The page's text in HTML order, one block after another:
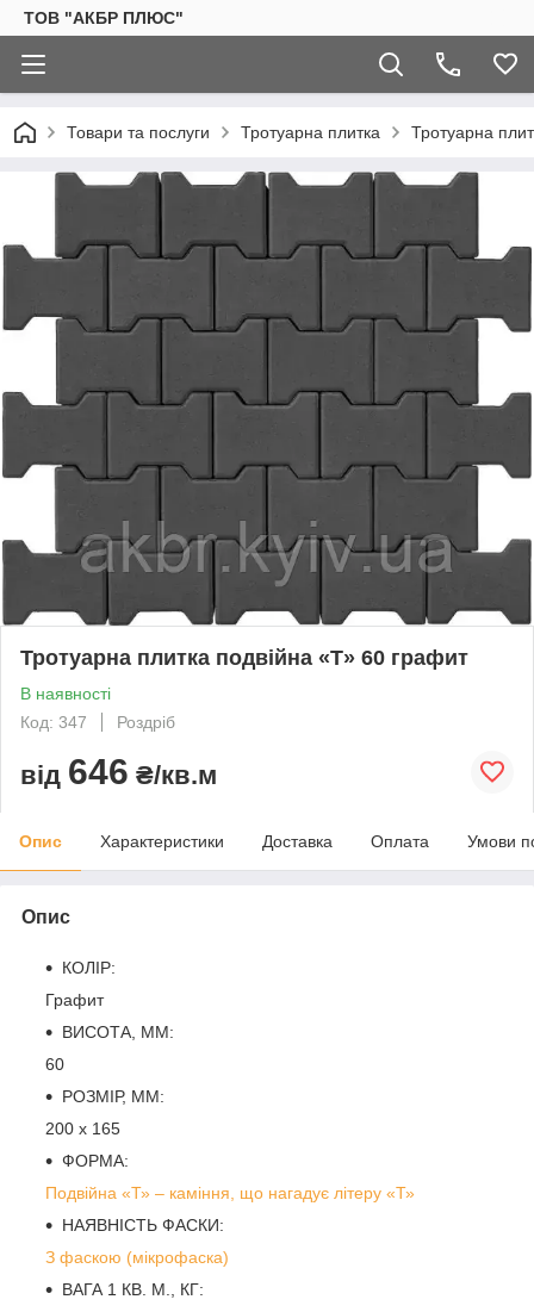
ТОВ "АКБР ПЛЮС"
Товари та послуги Тротуарна плитка Тротуарна
Тротуарна плитка подвійна «Т» 60 графит
В наявності
Код: 347
Роздріб
від 646 ₴/кв.м
Опис Характеристики Доставка Оплата Умови
Опис
КОЛІР:
Графит
ВИСОТА, ММ:
60
РОЗМІР, ММ:
200 х 165
ФОРМА:
Подвійна «Т» – каміння, що нагадує літеру «Т»
НАЯВНІСТЬ ФАСКИ:
З фаскою (мікрофаска)
ВАГА 1 КВ. М., КГ: